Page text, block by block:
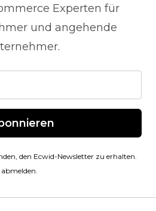
Experten für
und angehende
den Ecwid-Newsletter zu erhalten.